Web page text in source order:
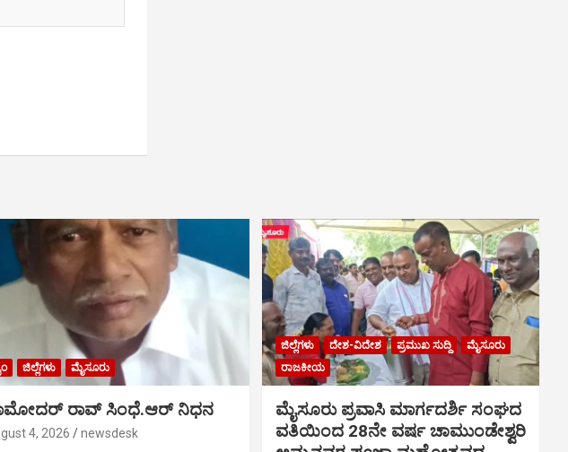
ಜಿಲ್ಲೆಗಳು ಮೈಸೂರು
ರಾವ್ ಸಿಂಧೆ.ಆರ್ ನಿಧನ
4, 2026 newsdesk
ಜಿಲ್ಲೆಗಳು ದೇಶ-ವಿದೇಶ ಪ್ರಮುಖ ಸುದ್ದಿ
ಮೈಸೂರು
ರಾಜಕೀಯ
ಮೈಸೂರು ಪ್ರವಾಸಿ ಮಾರ್ಗದರ್ಶಿ ಸಂಘದ
ವತಿಯಿಂದ 28ನೇ ವರ್ಷ ಚಾಮುಂಡೇಶ್ವರಿ